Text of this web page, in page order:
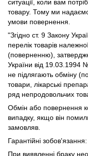
ситуації, коли вам
товару. Тому ми
умови повернення.
"Згідно ст. 9 Закону
перелік товарів
(поверненню),
України від 19.03.1994
не підлягають обміну
товари, лікарські
ряд непродовольчих
Обмін або повернення
випадку, якщо він
замовляв.
Гарантійні зобов'язання:
При виявленні браку